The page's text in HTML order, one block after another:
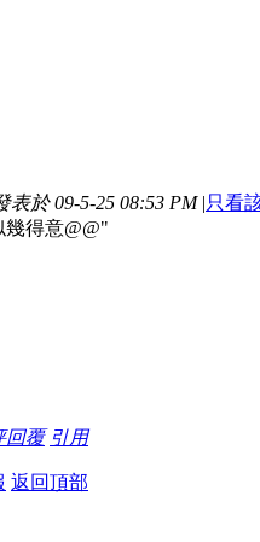
表於 09-5-25 08:53 PM |只看
幾得意@@"
回覆 引用
返回頂部